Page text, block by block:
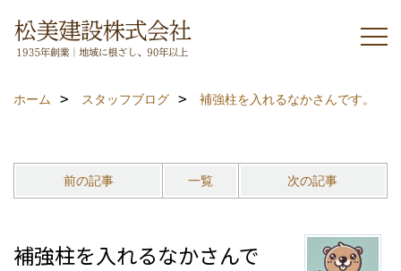
ホーム スタッフブログ 補強柱を入れるなかさんです。
前の記事 一覧 次の記事
補強柱を入れるなかさんで